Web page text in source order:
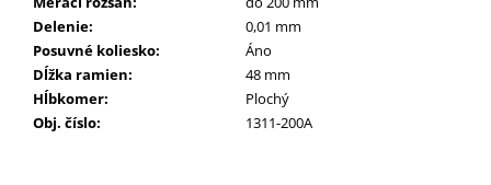
Delenie:
0,01 mm
Posuvné koliesko:
Áno
Dĺžka ramien:
48 mm
Hĺbkomer:
Plochý
Obj. číslo: 1311-200A